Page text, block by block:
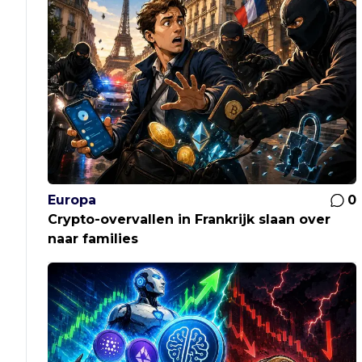
Europa
0
Crypto-overvallen in Frankrijk slaan over
naar families